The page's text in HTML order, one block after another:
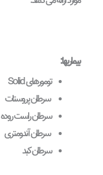
بیماریها:
تومورهای Solid
سرطان پروستات
سرطان راست روده
سرطان آندومتری
سرطان کبد